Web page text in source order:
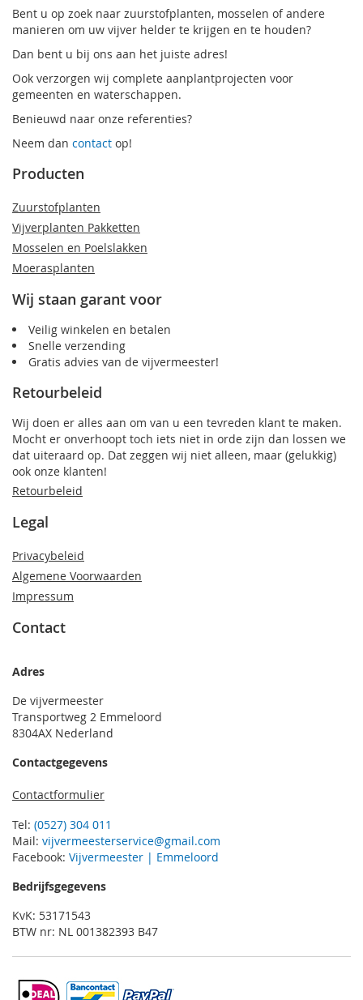
Bent u op zoek naar zuurstofplanten, mosselen of andere
manieren om uw vijver helder te krijgen en te houden?
Dan bent u bij ons aan het juiste adres!
Ook verzorgen wij complete aanplantprojecten voor
gemeenten en waterschappen.
Benieuwd naar onze referenties?
Neem dan contact op!
Producten
Zuurstofplanten
Vijverplanten Pakketten
Mosselen en Poelslakken
Moerasplanten
Wij staan garant voor
Veilig winkelen en betalen
Snelle verzending
Gratis advies van de vijvermeester!
Retourbeleid
Wij doen er alles aan om van u een tevreden klant te maken.
Mocht er onverhoopt toch iets niet in orde zijn dan lossen we
dat uiteraard op. Dat zeggen wij niet alleen, maar (gelukkig)
ook onze klanten!
Retourbeleid
Legal
Privacybeleid
Algemene Voorwaarden
Impressum
Contact
Adres
De vijvermeester
Transportweg 2 Emmeloord
8304AX Nederland
Contactgegevens
Contactformulier
Tel: (0527) 304 011
Mail: vijvermeesterservice@gmail.com
Facebook: Vijvermeester | Emmeloord
Bedrijfsgegevens
KvK: 53171543
BTW nr: NL 001382393 B47